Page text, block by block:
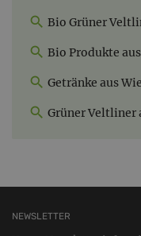
Bio Grüner
Bio Produkte
Getränke aus
Grüner Veltliner
NEWSLETTER